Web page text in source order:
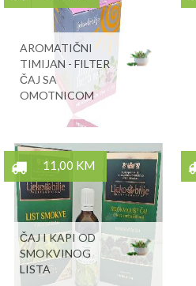
AROMATIČNI
TIMIJAN - FILTER
ČAJ SA
OMOTNICOM
11,00 KM
ČAJ I KAPI OD
SMOKVINOG
LISTA